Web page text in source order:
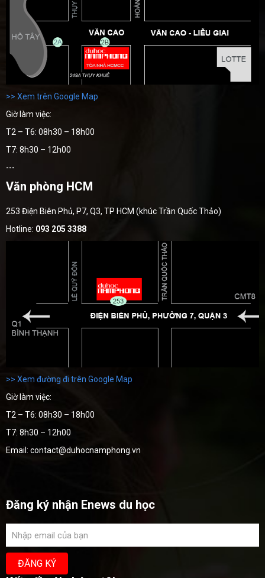
>> Xem trên Google Map
Giờ làm việc:
T2 – T6: 08h30 – 18h00
T7: 8h30 – 12h00
---
Văn phòng HCM
253 Điện Biên Phủ, P7, Q3, TP HCM (khúc Trần Quốc Thảo)
Hotline: 093 205 3388
>> Xem đường đi trên Google Map
Giờ làm việc:
T2 – T6: 08h30 – 18h00
T7: 8h30 – 12h00
Email: contact@duhocnamphong.vn
Đăng ký nhận Enews du học